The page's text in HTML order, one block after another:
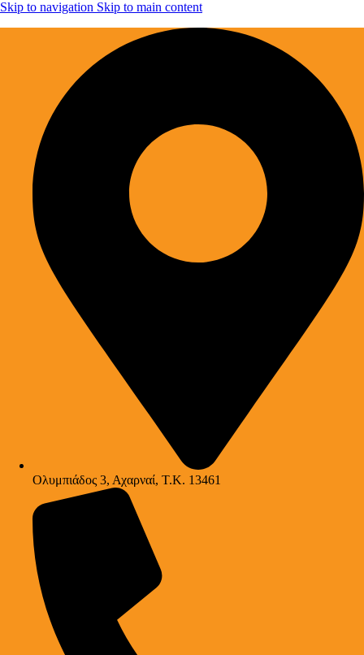
Skip to navigation Skip to main content
Ολυμπιάδος 3, Αχαρναί, Τ.Κ. 13461